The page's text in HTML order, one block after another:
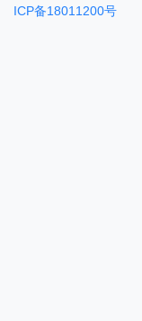
ICP备18011200号